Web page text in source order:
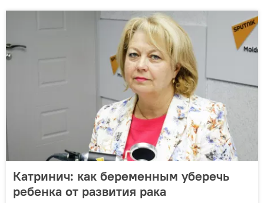
Катринич: как беременным уберечь
ребенка от развития рака